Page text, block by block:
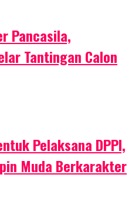
Pancasila,
Tantingan Calon
Pelaksana DPPI,
Muda Berkarakter